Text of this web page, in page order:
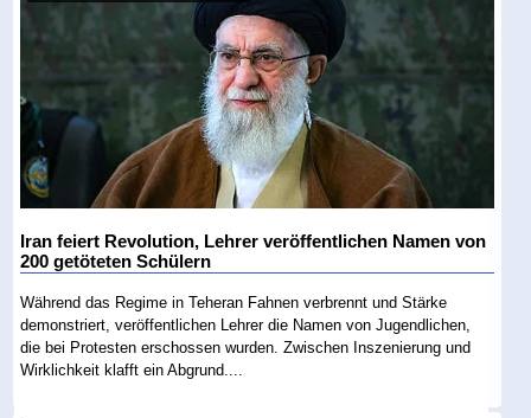
Iran feiert Revolution, Lehrer veröffentlichen Namen von
200 getöteten Schülern
Während das Regime in Teheran Fahnen verbrennt und Stärke
demonstriert, veröffentlichen Lehrer die Namen von Jugendlichen,
die bei Protesten erschossen wurden. Zwischen Inszenierung und
Wirklichkeit klafft ein Abgrund....